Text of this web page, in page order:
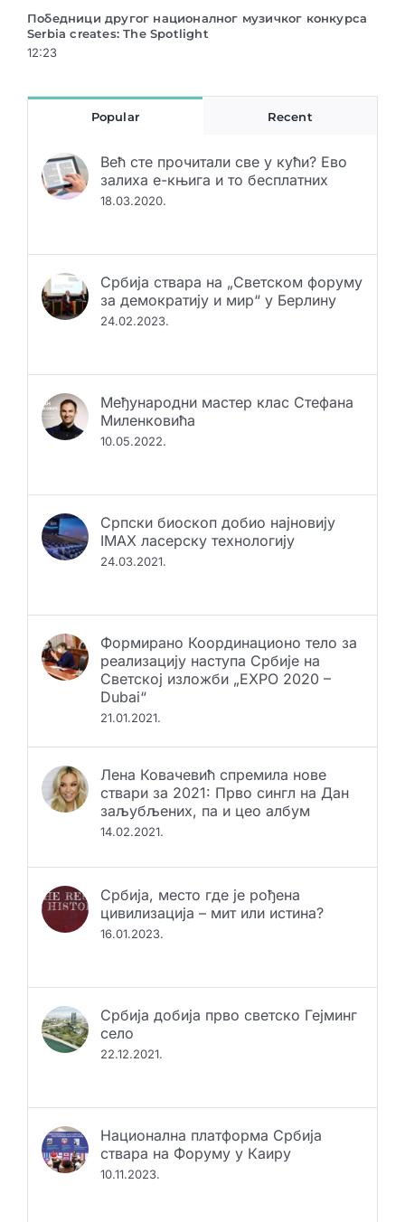
Победници другог националног музичког конкурса
Serbia creates: The Spotlight
12:23
Popular Recent
Већ сте прочитали све у кући? Ево
залиха е-књига и то бесплатних
18.03.2020.
Србија ствара на „Светском форуму
за демократију и мир“ у Берлину
24.02.2023.
Међународни мастер клас Стефана
Миленковића
10.05.2022.
Српски биоскоп добио најновију
IMAX ласерску технологију
24.03.2021.
Формирано Координационо тело за
реализацију наступа Србије на
Светској изложби „EXPO 2020 –
Dubai“
21.01.2021.
Лена Ковачевић спремила нове
ствари за 2021: Прво сингл на Дан
заљубљених, па и цео албум
14.02.2021.
Србија, место где је рођена
цивилизација – мит или истина?
16.01.2023.
Србија добија прво светско Гејминг
село
22.12.2021.
Национална платформа Србија
ствара на Форуму у Каиру
10.11.2023.